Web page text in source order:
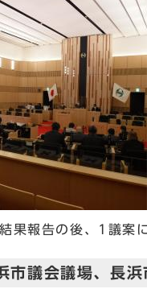
果報告の後、1議案
市議会議場、長